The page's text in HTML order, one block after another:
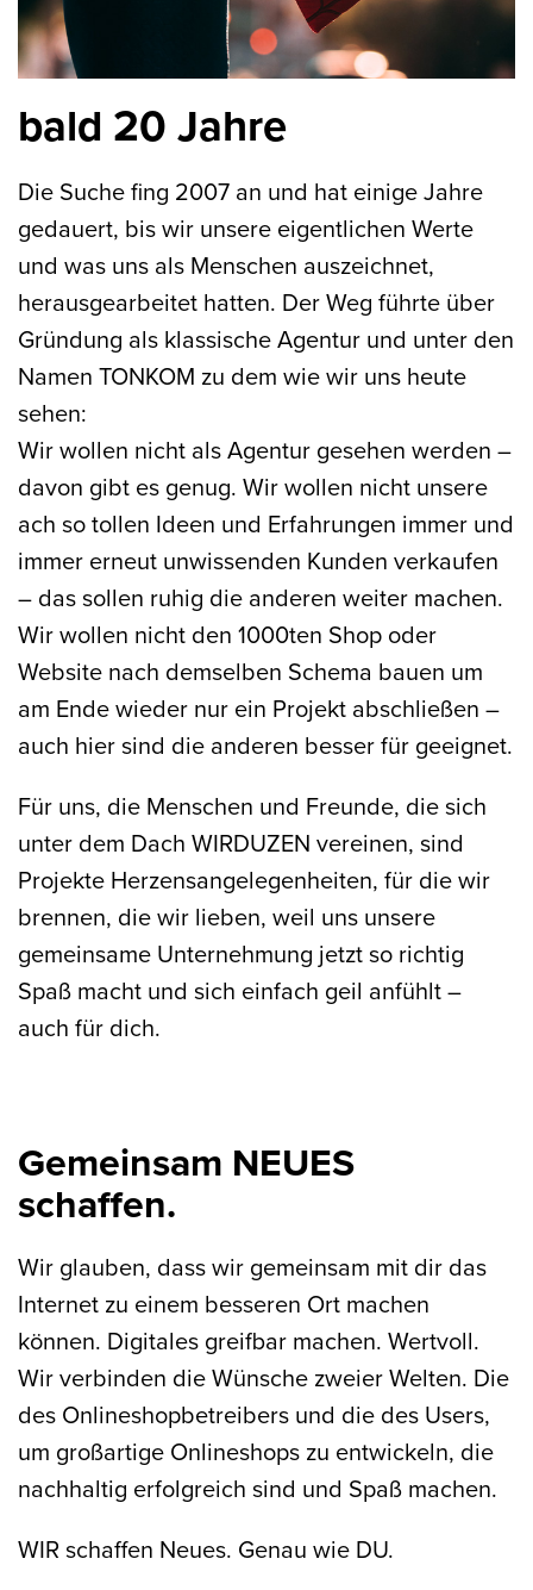
bald 20 Jahre
Die Suche fing 2007 an und hat einige Jahre
gedauert, bis wir unsere eigentlichen Werte
und was uns als Menschen auszeichnet,
herausgearbeitet hatten. Der Weg führte über
Gründung als klassische Agentur und unter den
Namen TONKOM zu dem wie wir uns heute
sehen:
Wir wollen nicht als Agentur gesehen werden –
davon gibt es genug. Wir wollen nicht unsere
ach so tollen Ideen und Erfahrungen immer und
immer erneut unwissenden Kunden verkaufen
– das sollen ruhig die anderen weiter machen.
Wir wollen nicht den 1000ten Shop oder
Website nach demselben Schema bauen um
am Ende wieder nur ein Projekt abschließen –
auch hier sind die anderen besser für geeignet.
Für uns, die Menschen und Freunde, die sich
unter dem Dach WIRDUZEN vereinen, sind
Projekte Herzensangelegenheiten, für die wir
brennen, die wir lieben, weil uns unsere
gemeinsame Unternehmung jetzt so richtig
Spaß macht und sich einfach geil anfühlt –
auch für dich.
Gemeinsam NEUES
schaffen.
Wir glauben, dass wir gemeinsam mit dir das
Internet zu einem besseren Ort machen
können. Digitales greifbar machen. Wertvoll.
Wir verbinden die Wünsche zweier Welten. Die
des Onlineshopbetreibers und die des Users,
um großartige Onlineshops zu entwickeln, die
nachhaltig erfolgreich sind und Spaß machen.
WIR schaffen Neues. Genau wie DU.